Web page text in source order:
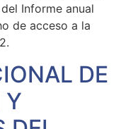
Informe anual
de acceso a la
DE
Y